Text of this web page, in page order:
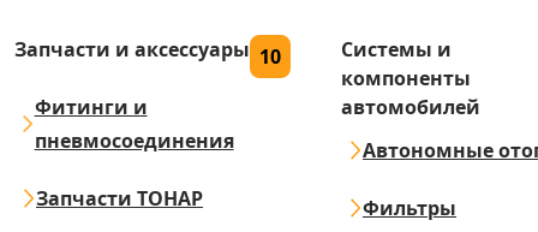
Запчасти и аксессуары 10
Фитинги и
пневмосоединения
Запчасти ТОНАР
Системы и
компоненты
автомобилей
Автономные
Фильтры